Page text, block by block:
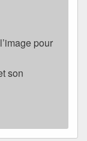
pour
son